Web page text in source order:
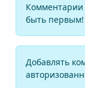
быть первым!
Добавлять